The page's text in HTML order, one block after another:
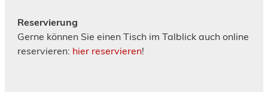
Reservierung
Gerne können Sie einen Tisch im Talblick auch online
reservieren: hier reservieren!